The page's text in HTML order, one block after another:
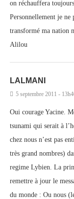
on réchauffera
Personnellement je
transformé ma nation
Alilou
LALMANI
5 septembre 2011 -
Oui courage Yacine.
tsunami qui serait à
chez nous n’est pas
très grand nombres)
regime Lybien. La
remettre à jour le
du monde : Ou nous